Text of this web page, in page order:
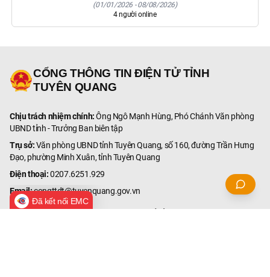
(01/01/2026 -08/08/2026)
4người online
CỔNG THÔNG TIN ĐIỆN TỬ TỈNH
TUYÊN QUANG
Chịu trách nhiệm chính:Ông Ngô Mạnh Hùng, Phó Chánh Văn phòng
UBND tỉnh - Trưởng Ban biên tập
Trụ sở:Văn phòng UBND tỉnh Tuyên Quang, số 160, đường Trần Hưng
Đạo, phường Minh Xuân, tỉnh Tuyên Quang
Điện thoại:0207.6251.929
Email:congttdt@tuyenquang.gov.vn
Đã kết nối EMC